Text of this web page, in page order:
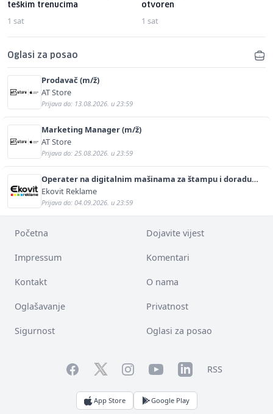
teškim trenucima
1 sat
otvoren
1 sat
Oglasi za posao
Prodavač (m/ž)
AT Store
Prijava do: 13.08.2026. u 23:59
Marketing Manager (m/ž)
AT Store
Prijava do: 25.08.2026. u 23:59
Operater na digitalnim mašinama za štampu i doradu
(m/ž)
Ekovit Reklame
Prijava do: 04.09.2026. u 23:59
Početna Dojavite vijest
Impressum Komentari
Kontakt O nama
Oglašavanje Privatnost
Sigurnost Oglasi za posao
FacebookTwitterInstagramYouTubeLinkedInRSS
App Store Google Play